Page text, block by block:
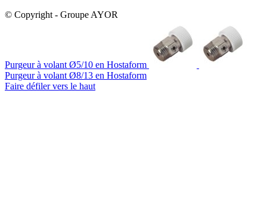
© Copyright - Groupe AYOR
Purgeur à volant Ø5/10 en Hostaform
Purgeur à volant Ø8/13 en Hostaform
Faire défiler vers le haut